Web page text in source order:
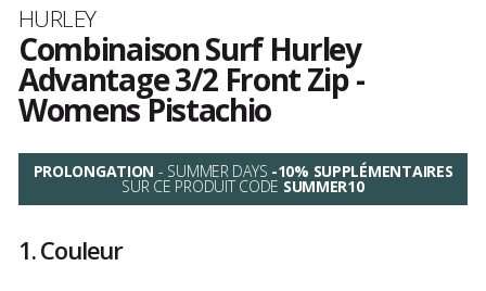
Marque
HURLEY
Combinaison Surf Hurley
Advantage 3/2 Front Zip -
Womens Pistachio
avis
clients
PROLONGATION - SUMMER DAYS -10% SUPPLÉMENTAIRES
SUR CE PRODUIT CODE SUMMER10
1.Couleur